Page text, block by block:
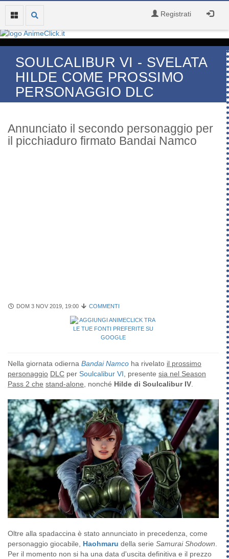
Registrati
SOULCALIBUR VI - SVELATA
HILDE COME PROSSIMO
PERSONAGGIO DLC
Annunciato il secondo personaggio per
il picchiaduro firmato Bandai Namco
DOM 3 NOV 2019, 19:00 COMMENTI
Nella giornata odierna Bandai Namco ha rivelato il prossimo
personaggio DLC per Soulcalibur VI , presente sia nel Season
Pass 2 che stand-alone , nonché Hilde di Soulcalibur IV
Oltre alla spadaccina è stato annunciato in precedenza, come
personaggio giocabile, Haohmaru della serie Samurai Shodown.
Per il momento non si ha una data d'uscita definitiva e il prezzo